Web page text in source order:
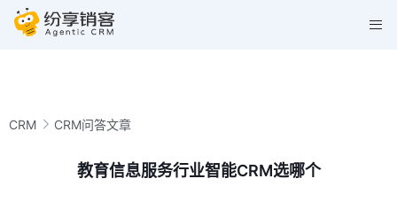
CRM CRM问答文章
教育信息服务行业智能CRM选哪个